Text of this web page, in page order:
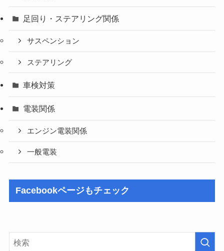
足回り・ステアリング関係
サスペンション
ステアリング
車検対策
電装関係
エンジン電装関係
一般電装
Facebookページもチェック